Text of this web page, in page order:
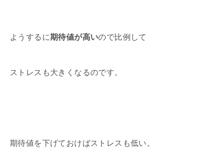
ようするに期待値が高いので比例して
ストレスも大きくなるのです。
期待値を下げておけばストレスも低い。